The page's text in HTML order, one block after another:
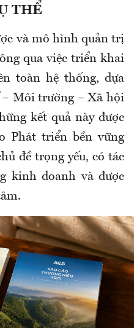
THỂ
và mô hình quản trị
qua việc triển khai
toàn hệ thống, dựa
Môi trường – Xã hội
kết quả này được
Phát triển bền vững
đề trọng yếu, có tác
kinh doanh và được